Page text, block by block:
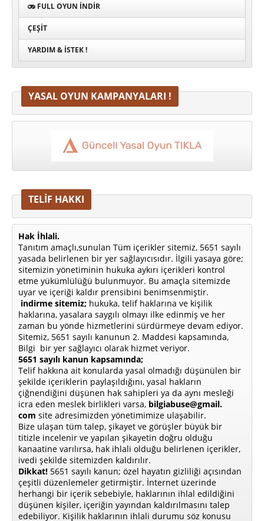
FULL OYUN İNDIR
ÇEŞIT
YARDIM & İSTEK !
YASAL OYUN KAMPANYALARI !
TELİF HAKKI
Hak İhlali.
Tanıtım amaçlı,sunulan Tüm içerikler sitemiz, 5651 sayılı
yasada belirlenen bir yer sağlayıcısıdır. İlgili yasaya göre;
sitemizin yönetiminin hukuka aykırı içerikleri kontrol
etme yükümlülüğü bulunmuyor. Bu amaçla sitemizde
uyar ve içeriği kaldır prensibini benimsenmiştir.
indirme sitemiz; hukuka, telif haklarına ve kişilik
haklarına, yasalara saygılı olmayı ilke edinmiş ve her
zaman bu yönde hizmetlerini sürdürmeye devam ediyor.
Sitemiz, 5651 sayılı kanunun 2. Maddesi kapsamında,
Bilgi bir yer sağlayıcı olarak hizmet veriyor.
5651 sayılı kanun kapsamında;
Telif hakkına ait konularda yasal olmadığı düşünülen bir
şekilde içeriklerin paylaşıldığını, yasal hakların
çiğnendiğini düşünen hak sahipleri ya da aynı mesleği
icra eden meslek birlikleri varsa, bilgiabuse@gmail.
com site adresimizden yönetimimize ulaşabilir.
Bize ulaşan tüm talep, şikayet ve görüşler büyük bir
titizle incelenir ve yapılan şikayetin doğru olduğu
kanaatine varılırsa, hak ihlali olduğu belirlenen içerikler,
ivedi şekilde sitemizden kaldırılır.
Dikkat! 5651 sayılı kanun; özel hayatın gizliliği açısından
çeşitli düzenlemeler getirmiştir. İnternet üzerinde
herhangi bir içerik sebebiyle, haklarının ihlal edildiğini
düşünen kişiler, içeriğin yayından kaldırılmasını talep
edebiliyor. Kişilik haklarının ihlali durumu söz konusu